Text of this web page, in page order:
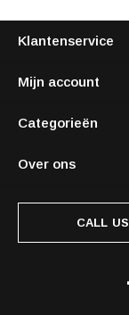
Klantenservice
Mijn account
Categorieën
Over ons
CALL US